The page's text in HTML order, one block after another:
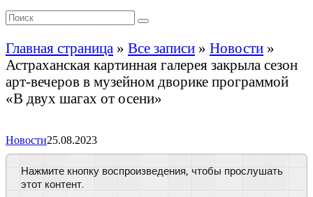
Главная страница » Все записи » Новости »
Астраханская картинная галерея закрыла сезон
арт-вечеров в музейном дворике программой
«В двух шагах от осени»
Новости25.08.2023
Нажмите кнопку воспроизведения, чтобы прослушать
этот контент.